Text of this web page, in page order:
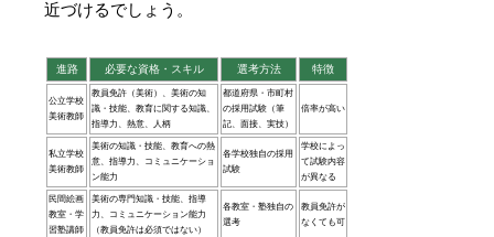
近づけるでしょう。
進路 必要な資格・スキル 選考方法 特徴
公立学校
美術教師
教員免許（美術）、美術の知
識・技能、教育に関する知識、
指導力、熱意、人柄
都道府県・市町村
の採用試験（筆
記、面接、実技）
倍率が高い
私立学校
美術教師
美術の知識・技能、教育への熱
意、指導力、コミュニケーショ
ン能力
各学校独自の採用
試験
学校によっ
て試験内容
が異なる
民間絵画
教室・学
習塾講師
美術の専門知識・技能、指導
力、コミュニケーション能力
（教員免許は必須ではない）
各教室・塾独自の
選考
教員免許が
なくても可